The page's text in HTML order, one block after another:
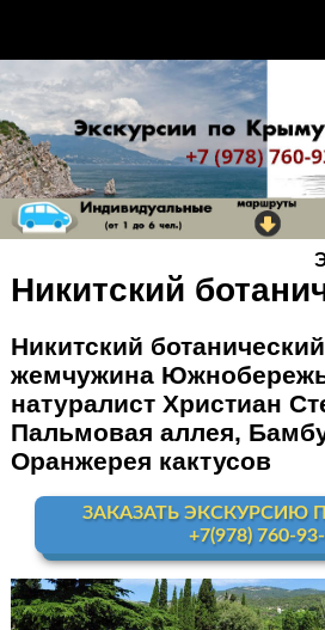
Расписание и цены на
Индивидуальные
Видео канал
Ай-Петри
Мисхор + Ай-
Алупка + Ай-
Алупка
Премиум-тур
Аквапарк "Банановая
Аквапарк в
Никитский
Никитский
жемчужина
натуралист Христиан
Пальмовая аллея,
Оранжерея кактусов
ЗАКАЗАТЬ ЭКСКУРСИЮ
+7(978) 760-